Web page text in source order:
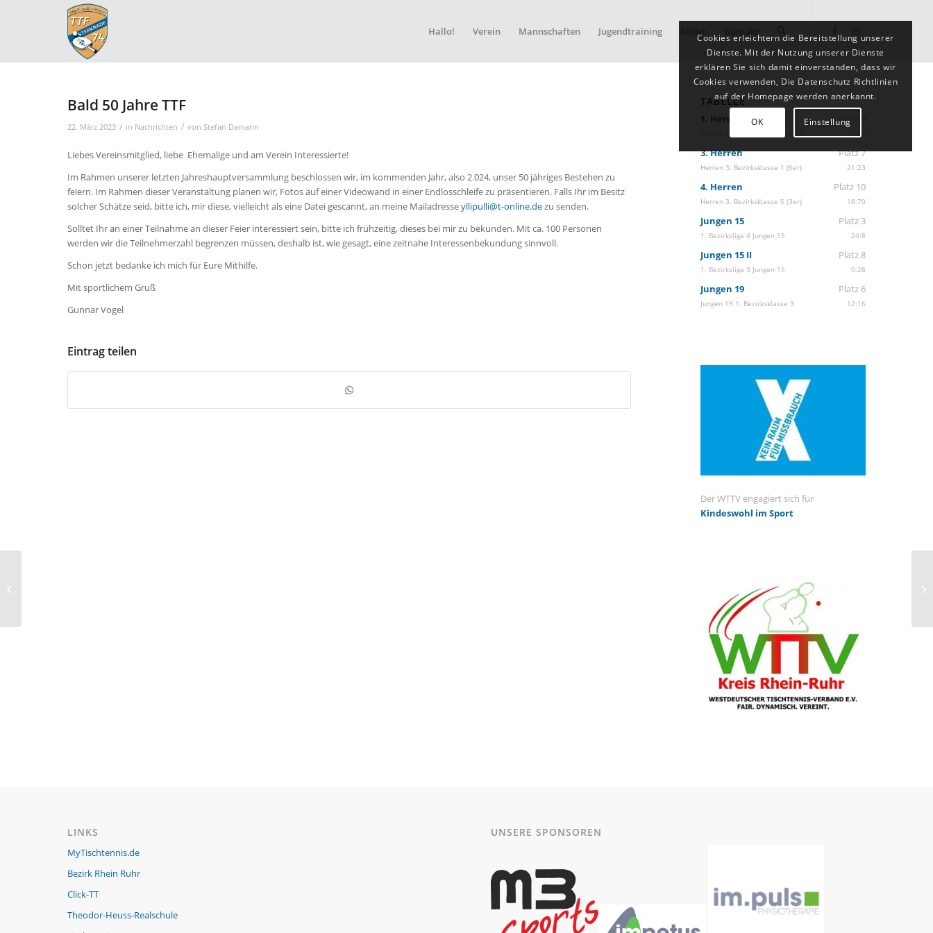
Hallo! Verein Mannschaften Jugendtraining
Bald 50 Jahre TTF
22. März 2023 / in Nachrichten / von Stefan Damann
Liebes Vereinsmitglied, liebe Ehemalige und am Verein Interessierte!
Im Rahmen unserer letzten Jahreshauptversammlung beschlossen wir, im kommenden Jahr, also 2.024, unser 50 jähriges Bestehen zu
feiern. Im Rahmen dieser Veranstaltung planen wir, Fotos auf einer Videowand in einer Endlosschleife zu präsentieren. Falls Ihr im Besitz
solcher Schätze seid, bitte ich, mir diese, vielleicht als eine Datei gescannt, an meine Mailadresseyllipulli@t-online.dezu senden.
Solltet Ihr an einer Teilnahme an dieser Feier interessiert sein, bitte ich frühzeitig, dieses bei mir zu bekunden. Mit ca. 100 Personen
werden wir die Teilnehmerzahl begrenzen müssen, deshalb ist, wie gesagt, eine zeitnahe Interessenbekundung sinnvoll.
Schon jetzt bedanke ich mich für Eure Mithilfe.
Mit sportlichem Gruß
Gunnar Vogel
Eintrag teilen
TABELLE
1. Herren Platz 9
Herren 1. Bezirksklasse 2 (6er) 7:25
3. Herren Platz 7
Herren 3. Bezirksklasse 1 (6er) 21:23
4. Herren Platz 10
Herren 3. Bezirksklasse 5 (3er) 18:70
Jungen 15 Platz 3
1. Bezirksliga 4 Jungen 15 24:8
Jungen 15 II Platz 8
1. Bezirksliga 3 Jungen 15 0:28
Jungen 19 Platz 6
Jungen 19 1. Bezirksklasse 3 12:16
Der WTTV engagiert sich für
Kindeswohl im Sport
LINKS
MyTischtennis.de
Bezirk Rhein Ruhr
Click-TT
Theodor-Heuss-Realschule
UNSERE SPONSOREN
Cookies erleichtern die Bereitstellung unserer
Dienste. Mit der Nutzung unserer Dienste
erklären Sie sich damit einverstanden, dass wir
Cookies verwenden, Die Datenschutz Richtlinien
auf der Homepage werden anerkannt.
OK Einstellung